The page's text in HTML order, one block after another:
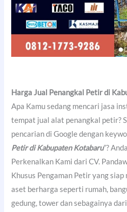
Harga Jual Penangkal Petir di
Apa Kamu sedang mencari jasa
tempat jual alat penangkal petir?
pencarian di Google dengan
Petir di Kabupaten Kotabaru”?
Perkenalkan Kami dari CV.
Khusus Pengaman Petir yang
aset berharga seperti rumah,
gedung, tower dan sebagainya